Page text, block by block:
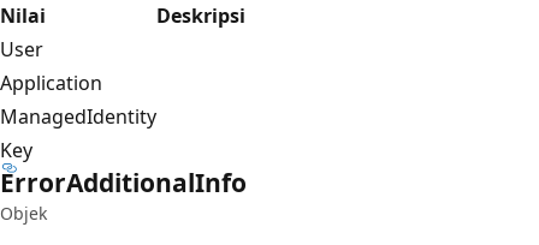
Nilai
Deskripsi
User
Application
ManagedIdentity
Key
ErrorAdditionalInfo
Objek